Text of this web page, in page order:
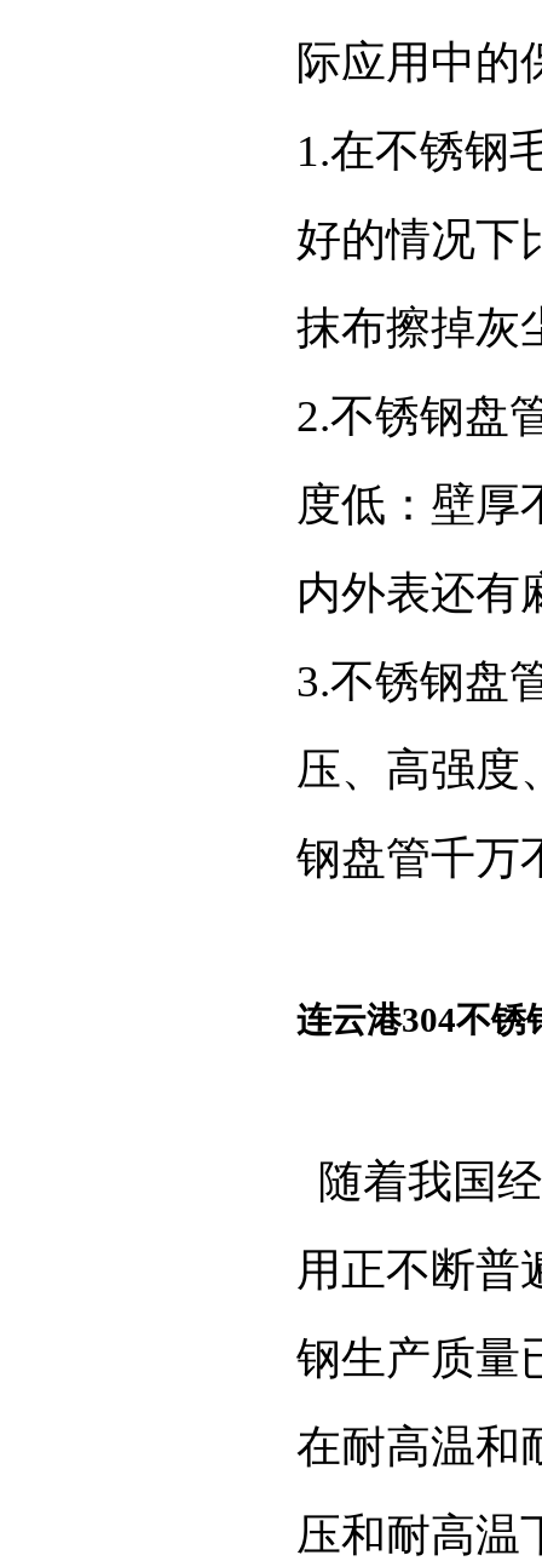
际应用中的
1.在不锈钢
好的情况下
抹布擦掉灰
2.不锈钢盘
度低：壁厚
内外表还有
3.不锈钢盘
压、高强度
钢盘管千万
连云港304不锈
随着我国
用正不断普
钢生产质量
在耐高温和
压和耐高温